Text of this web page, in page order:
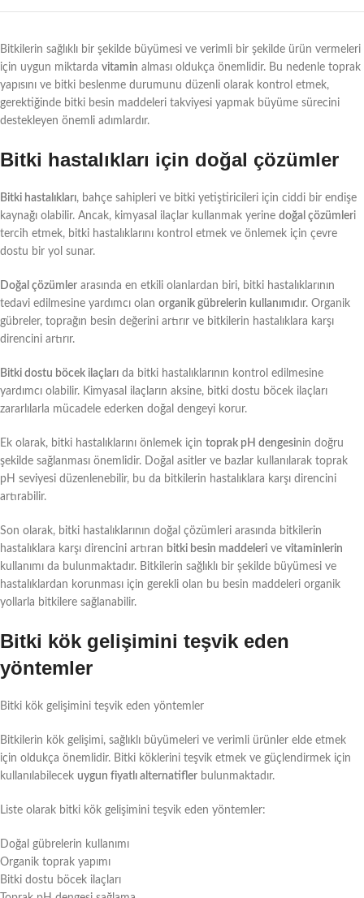
Bitkilerin sağlıklı bir şekilde büyümesi ve verimli bir şekilde ürün vermeleri
için uygun miktarda vitamin alması oldukça önemlidir. Bu nedenle toprak
yapısını ve bitki beslenme durumunu düzenli olarak kontrol etmek,
gerektiğinde bitki besin maddeleri takviyesi yapmak büyüme sürecini
destekleyen önemli adımlardır.
Bitki hastalıkları için doğal çözümler
Bitki hastalıkları, bahçe sahipleri ve bitki yetiştiricileri için ciddi bir endişe
kaynağı olabilir. Ancak, kimyasal ilaçlar kullanmak yerine doğal çözümleri
tercih etmek, bitki hastalıklarını kontrol etmek ve önlemek için çevre
dostu bir yol sunar.
Doğal çözümler arasında en etkili olanlardan biri, bitki hastalıklarının
tedavi edilmesine yardımcı olan organik gübrelerin kullanımıdır. Organik
gübreler, toprağın besin değerini artırır ve bitkilerin hastalıklara karşı
direncini artırır.
Bitki dostu böcek ilaçları da bitki hastalıklarının kontrol edilmesine
yardımcı olabilir. Kimyasal ilaçların aksine, bitki dostu böcek ilaçları
zararlılarla mücadele ederken doğal dengeyi korur.
Ek olarak, bitki hastalıklarını önlemek için toprak pH dengesinin doğru
şekilde sağlanması önemlidir. Doğal asitler ve bazlar kullanılarak toprak
pH seviyesi düzenlenebilir, bu da bitkilerin hastalıklara karşı direncini
artırabilir.
Son olarak, bitki hastalıklarının doğal çözümleri arasında bitkilerin
hastalıklara karşı direncini artıran bitki besin maddeleri ve vitaminlerin
kullanımı da bulunmaktadır. Bitkilerin sağlıklı bir şekilde büyümesi ve
hastalıklardan korunması için gerekli olan bu besin maddeleri organik
yollarla bitkilere sağlanabilir.
Bitki kök gelişimini teşvik eden
yöntemler
Bitki kök gelişimini teşvik eden yöntemler
Bitkilerin kök gelişimi, sağlıklı büyümeleri ve verimli ürünler elde etmek
için oldukça önemlidir. Bitki köklerini teşvik etmek ve güçlendirmek için
kullanılabilecek uygun fiyatlı alternatifler bulunmaktadır.
Liste olarak bitki kök gelişimini teşvik eden yöntemler:
Doğal gübrelerin kullanımı
Organik toprak yapımı
Bitki dostu böcek ilaçları